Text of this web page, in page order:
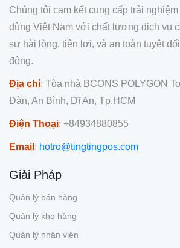
Chúng tôi cam kết cung cấp trải
dùng Việt Nam với chất lượng dịch vụ
sự hài lòng, tiện lợi, và an toàn tuyệt
động.
Địa chỉ: Tòa nhà BCONS POLYGON
Đàn, An Bình, Dĩ An, Tp.HCM
Điện Thoại: +84934880855
Email : hotro@tingtingpos.com
Giải Pháp
Quản lý bán hàng
Quản lý kho hàng
Quản lý nhân viên